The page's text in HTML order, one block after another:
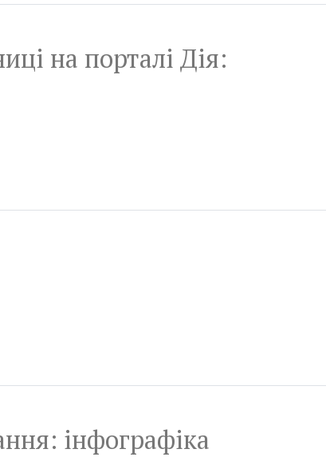
на порталі Дія:
інфографіка